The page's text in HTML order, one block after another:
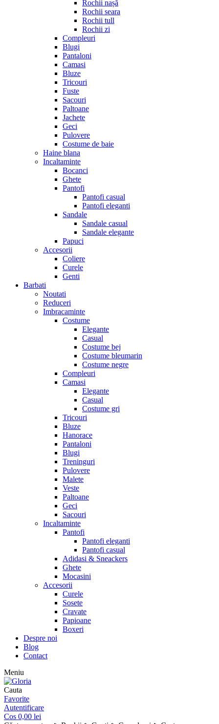
Rochii nașă
Rochii seara
Rochii tull
Rochii zi
Compleuri
Blugi
Pantaloni
Camasi
Bluze
Tricouri
Fuste
Sacouri
Paltoane
Jachete
Geci
Pulovere
Costume de baie
Haine blana
Incaltaminte
Bocanci
Ghete
Pantofi
Pantofi casual
Pantofi eleganti
Sandale
Sandale casual
Sandale elegante
Papuci
Accesorii
Coliere
Curele
Genti
Barbati
Noutati
Reduceri
Imbracaminte
Costume
Elegante
Casual
Costume bej
Costume bleumarin
Costume negre
Compleuri
Camasi
Elegante
Casual
Costume gri
Tricouri
Bluze
Hanorace
Pantaloni
Blugi
Treninguri
Pulovere
Malete
Veste
Paltoane
Geci
Sacouri
Incaltaminte
Pantofi
Pantofi eleganti
Pantofi casual
Adidasi & Sneackers
Ghete
Mocasini
Accesorii
Curele
Sosete
Cravate
Papioane
Boxeri
Despre noi
Blog
Contact
Meniu
Cauta
Favorite
Autentificare
Cos 0,00 lei